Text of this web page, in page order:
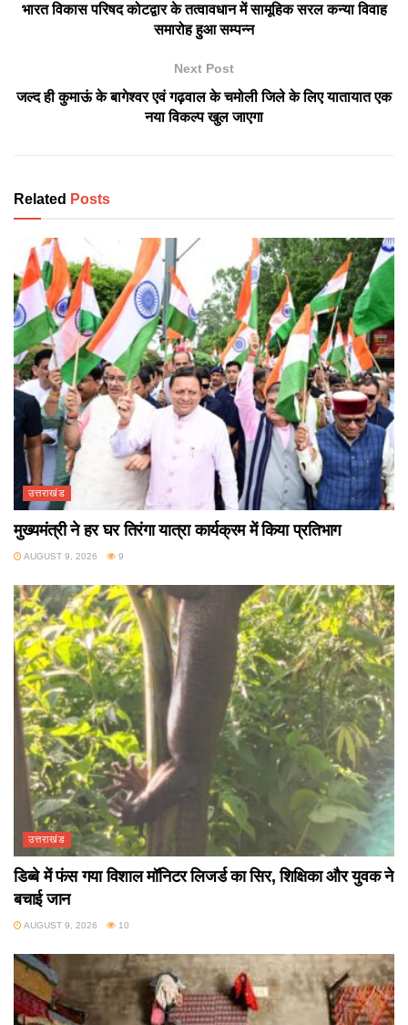
भारत विकास परिषद कोटद्वार के तत्वावधान में सामूहिक सरल कन्या विवाह
समारोह हुआ सम्पन्न
Next Post
जल्द ही कुमाऊं के बागेश्वर एवं गढ़वाल के चमोली जिले के लिए यातायात एक
नया विकल्प खुल जाएगा
Related Posts
उत्तराखंड
मुख्यमंत्री ने हर घर तिरंगा यात्रा कार्यक्रम में किया प्रतिभाग
AUGUST 9, 2026 9
उत्तराखंड
डिब्बे में फंस गया विशाल मॉनिटर लिजर्ड का सिर, शिक्षिका और युवक ने
बचाई जान
AUGUST 9, 2026 10